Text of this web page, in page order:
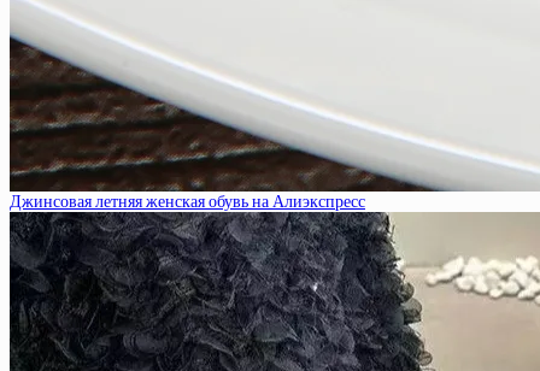
Джинсовая летняя женская обувь на Алиэкспресс